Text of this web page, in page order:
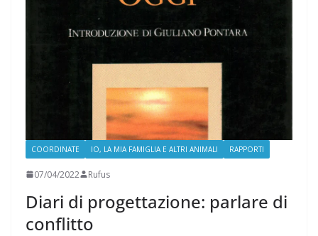
COORDINATE IO, LA MIA FAMIGLIA E ALTRI ANIMALI RAPPORTI
07/04/2022 Rufus
Diari di progettazione: parlare di
conflitto